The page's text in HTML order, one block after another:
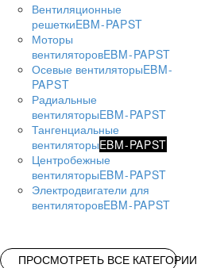
Вентиляционные
решеткиEBM-PAPST
Моторы
вентиляторовEBM-PAPST
Осевые вентиляторыEBM-
PAPST
Радиальные
вентиляторыEBM-PAPST
Тангенциальные
вентиляторыEBM-PAPST
Центробежные
вентиляторыEBM-PAPST
Электродвигатели для
вентиляторовEBM-PAPST
ПРОСМОТРЕТЬ ВСЕ КАТЕГОРИИ